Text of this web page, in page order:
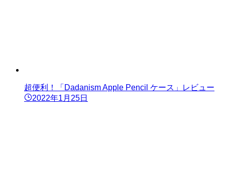
超便利！「Dadanism Apple Pencil ケース」レビュー
2022年1月25日